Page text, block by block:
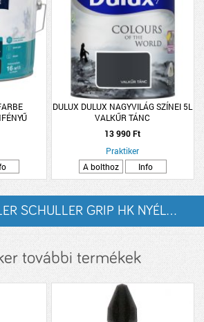
DULUX DULUX NAGYVILÁG SZÍNEI 5L
VALKŰR TÁNC
13 990 Ft
Praktiker
A bolthoz
Info
SCHULLER GRIP HK NYÉL...
további termékek